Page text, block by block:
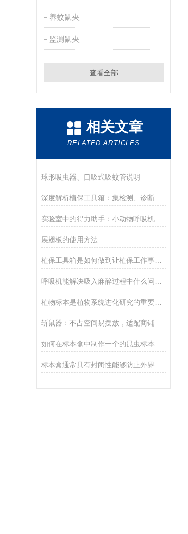
养蚊鼠夹
监测鼠夹
查看全部
相关文章
RELATED ARTICLES
球形吸虫器、口吸式吸蚊管说明
深度解析植保工具箱：集检测、诊断、防治于一体的综合农具包
实验室中的得力助手：小动物呼吸机在科研中的应用
展翅板的使用方法
植保工具箱是如何做到让植保工作事半功倍的
植物标本是植物系统进化研究的重要科学依据
斩鼠器：不占空间易摆放，适配商铺便利店灭鼠需求
如何在标本盒中制作一个的昆虫标本